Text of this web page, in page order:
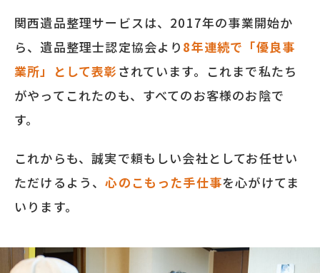
関西遺品整理サービスは、2017年の事業開始か
ら、遺品整理士認定協会より 8年連続で「優良事
業所」として表彰 されています。これまで私たち
がやってこれたのも、すべてのお客様のお陰で
す。
これからも、誠実で頼もしい会社としてお任せい
ただけるよう、心のこもった手仕事を心がけてま
いります。